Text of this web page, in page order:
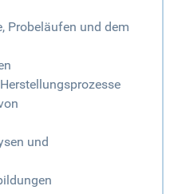
Probeläufen und dem
und